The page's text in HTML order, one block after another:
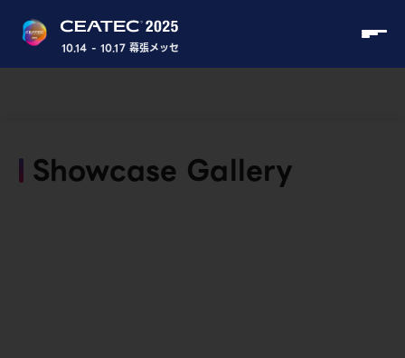
10.14 - 10.17 幕張メッセ
Showcase Gallery